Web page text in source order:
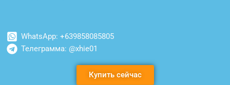
WhatsApp: +639858085805
Телеграмма: @xhie01
Купить сейчас